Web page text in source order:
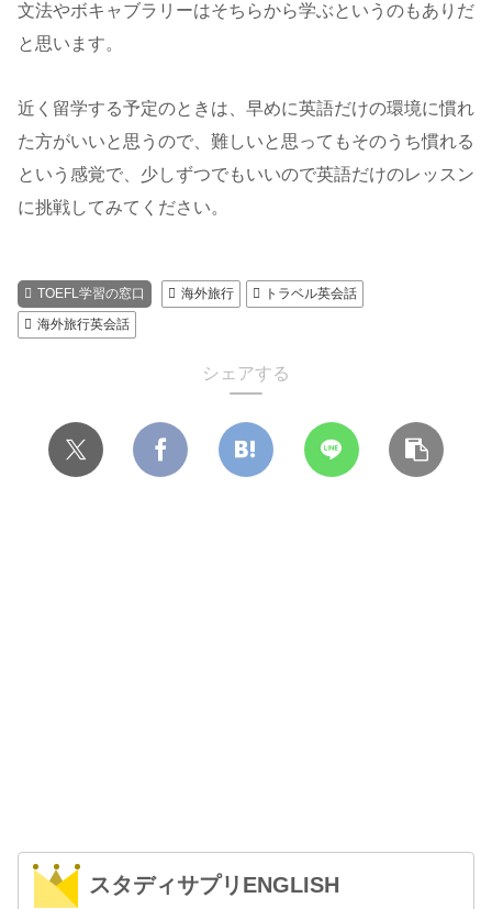
文法やボキャブラリーはそちらから学ぶというのもありだ
と思います。
近く留学する予定のときは、早めに英語だけの環境に慣れ
た方がいいと思うので、難しいと思ってもそのうち慣れる
という感覚で、少しずつでもいいので英語だけのレッスン
に挑戦してみてください。
TOEFL学習の窓口 海外旅行
トラベル英会話
海外旅行英会話
シェアする
スタディサプリENGLISH